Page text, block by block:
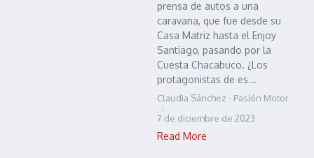
prensa de autos a una
caravana, que fue desde su
Casa Matriz hasta el Enjoy
Santiago, pasando por la
Cuesta Chacabuco. ¿Los
protagonistas de es...
Claudia Sánchez - Pasión Motor
7 de diciembre de 2023
Read More